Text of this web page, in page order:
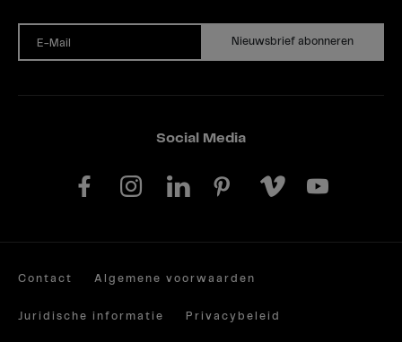
E-Mail Nieuwsbrief abonneren
Social Media
Contact Algemene voorwaarden
Juridische informatie Privacybeleid